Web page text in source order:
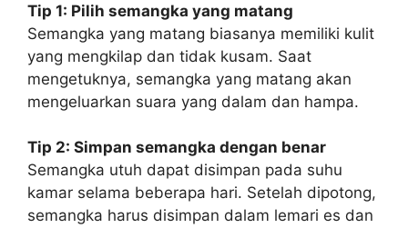
Tip 1: Pilih semangka yang matang
Semangka yang matang biasanya memiliki kulit
yang mengkilap dan tidak kusam. Saat
mengetuknya, semangka yang matang akan
mengeluarkan suara yang dalam dan hampa.
Tip 2: Simpan semangka dengan benar
Semangka utuh dapat disimpan pada suhu
kamar selama beberapa hari. Setelah dipotong,
semangka harus disimpan dalam lemari es dan